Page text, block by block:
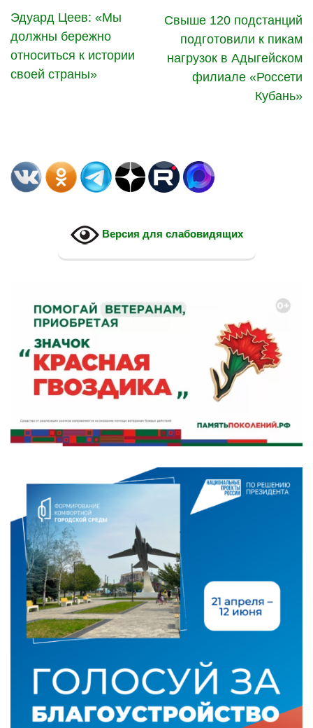
Эдуард Цеев: «Мы
должны бережно
относиться к истории
своей страны»
Свыше 120 подстанций
подготовили к пикам
нагрузок в Адыгейском
филиале «Россети
Кубань»
Версия для слабовидящих